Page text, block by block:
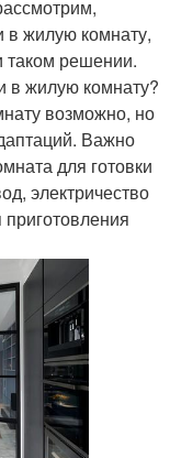
в жилую комнату,
таком решении.
в жилую комнату?
возможно, но
Важно
для готовки
электричество